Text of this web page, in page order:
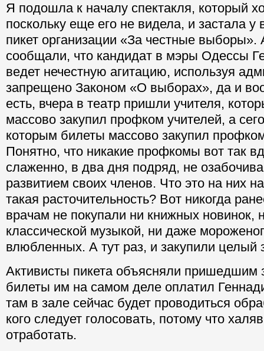
Я подошла к началу спектакля, который
поскольку еще его не видела, и застала у
пикет организации «За честные выборы».
сообщали, что кандидат в мэры Одессы
ведет нечестную агитацию, используя
запрещено Законом «О выборах», да и
есть, вчера в театр пришли учителя,
массово закупил профком учителей, а
которым билеты массово закупил
Понятно, что никакие профкомы вот так
слаженно, в два дня подряд, не
развитием своих членов. Что это на них
такая расточительность? Вот никогда
врачам не покупали ни книжных новинок,
классической музыкой, ни даже
влюбленных. А тут раз, и закупили целый
Активисты пикета объясняли пришедшим
билеты им на самом деле оплатил
там в зале сейчас будет проводиться
кого следует голосовать, потому что
отработать.